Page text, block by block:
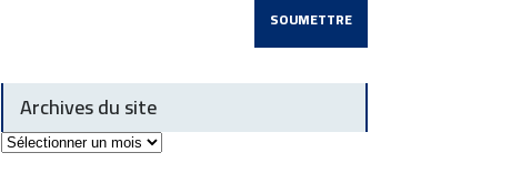
Archives du site
Archives
du